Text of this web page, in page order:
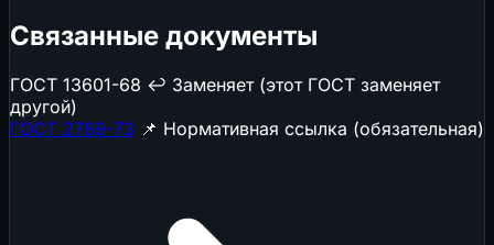
Связанные документы
ГОСТ 13601-68 ↩️ Заменяет (этот ГОСТ заменяет
другой)
ГОСТ 2789-73 📌 Нормативная ссылка (обязательная)